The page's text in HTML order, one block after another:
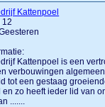
Kattenpoel
12
Kattenpoel is een
verbouwingen
tot een gestaag
en zo heeft ieder lid van
.......